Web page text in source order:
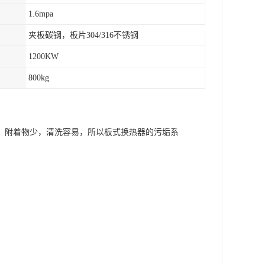
1.6mpa
夹板碳钢，板片304/316不锈钢
1200KW
800kg
着物少，清洗容易，所以板式换热器的污垢系